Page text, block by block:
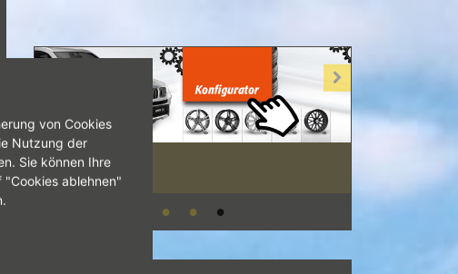
von Cookies
Nutzung der
Sie können Ihre
"Cookies ablehnen"